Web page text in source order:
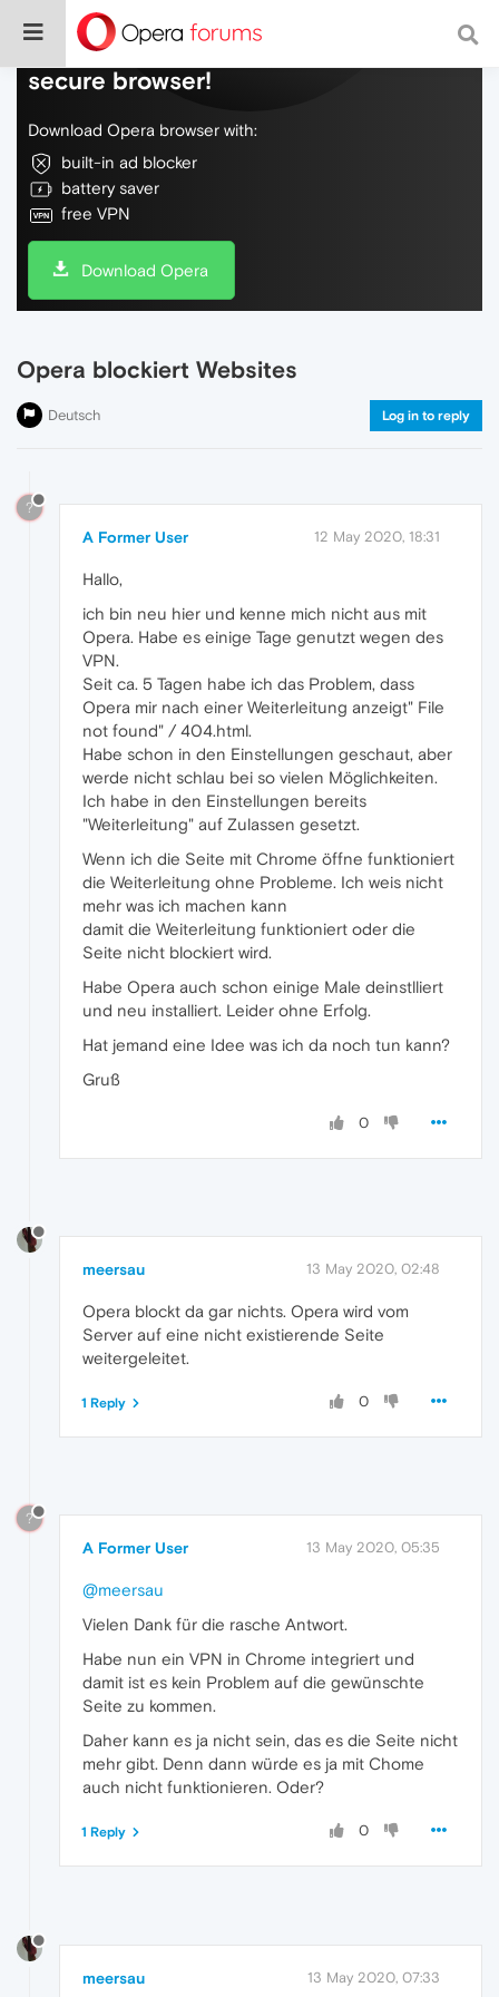
Do more on the web, with a fast and
secure browser!
Download Opera browser with:
built-in ad blocker
battery saver
free VPN
Download Opera
Opera blockiert Websites
Deutsch Log in to reply
?
A Former User 12 May 2020, 18:31
Hallo,
ich bin neu hier und kenne mich nicht aus mit
Opera. Habe es einige Tage genutzt wegen des
VPN.
Seit ca. 5 Tagen habe ich das Problem, dass
Opera mir nach einer Weiterleitung anzeigt" File
not found" / 404.html.
Habe schon in den Einstellungen geschaut, aber
werde nicht schlau bei so vielen Möglichkeiten.
Ich habe in den Einstellungen bereits
"Weiterleitung" auf Zulassen gesetzt.
Wenn ich die Seite mit Chrome öffne funktioniert
die Weiterleitung ohne Probleme. Ich weis nicht
mehr was ich machen kann
damit die Weiterleitung funktioniert oder die
Seite nicht blockiert wird.
Habe Opera auch schon einige Male deinstlliert
und neu installiert. Leider ohne Erfolg.
Hat jemand eine Idee was ich da noch tun kann?
Gruß
0
meersau 13 May 2020, 02:48
Opera blockt da gar nichts. Opera wird vom
Server auf eine nicht existierende Seite
weitergeleitet.
0
1 Reply
?
A Former User 13 May 2020, 05:35
@meersau
Vielen Dank für die rasche Antwort.
Habe nun ein VPN in Chrome integriert und
damit ist es kein Problem auf die gewünschte
Seite zu kommen.
Daher kann es ja nicht sein, das es die Seite nicht
mehr gibt. Denn dann würde es ja mit Chome
auch nicht funktionieren. Oder?
0
1 Reply
meersau 13 May 2020, 07:33